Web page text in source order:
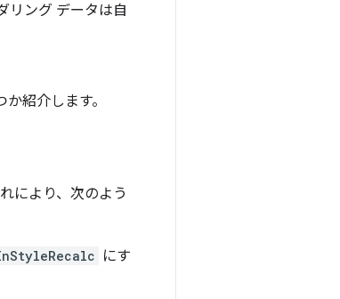
リング データは自
紹介します。
により、次のよう
にす